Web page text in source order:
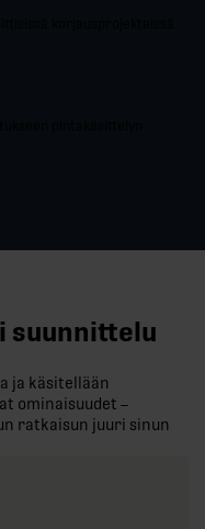
suunnittelu
ja käsitellään
ominaisuudet –
ratkaisun juuri sinun